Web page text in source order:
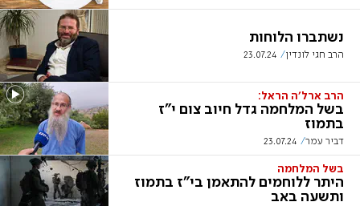
נשתברו הלוחות
הרב חגי לונדין 23.07.24
הרב ארל'ה הראל:
בשל המלחמה גדל חיוב צום י"ז
בתמוז
דביר עמר 23.07.24
בשל המלחמה
היתר ללוחמים להתאמן בי"ז בתמוז
ותשעה באב